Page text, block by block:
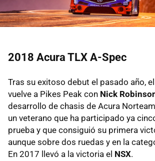
2018 Acura TLX A-Spec
Tras su exitoso debut el pasado año,
vuelve a Pikes Peak con Nick
desarrollo de chasis de Acura
un veterano que ha participado ya
prueba y que consiguió su primera
aunque sobre dos ruedas y en la
En 2017 llevó a la victoria el NSX.